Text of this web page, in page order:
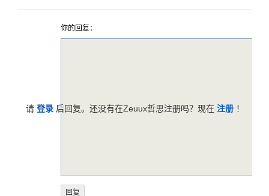
你的回复：
请 登录 后回复。还没有在Zeuux哲思注册吗？现在 注册 ！